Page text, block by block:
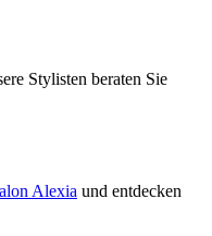
Stylisten beraten Sie
Alexia und entdecken